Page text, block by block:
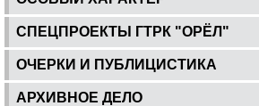
СПЕЦПРОЕКТЫ ГТРК "ОРЁЛ"
ОЧЕРКИ И ПУБЛИЦИСТИКА
АРХИВНОЕ ДЕЛО